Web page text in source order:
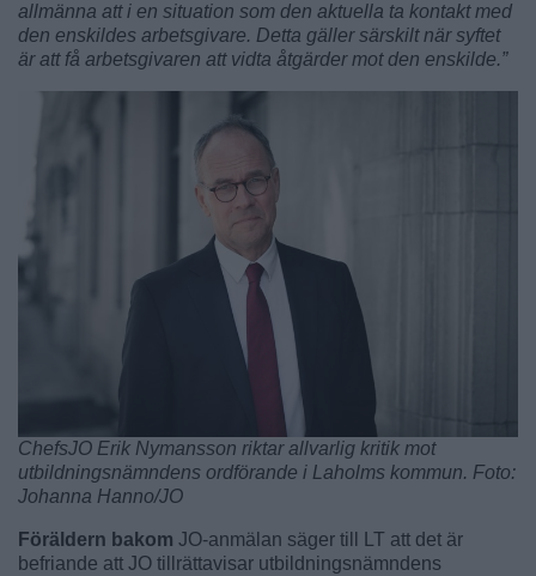
allmänna att i en situation som den aktuella ta kontakt med
den enskildes arbetsgivare. Detta gäller särskilt när syftet
är att få arbetsgivaren att vidta åtgärder mot den enskilde.”
ChefsJO Erik Nymansson riktar allvarlig kritik mot
utbildningsnämndens ordförande i Laholms kommun. Foto:
Johanna Hanno/JO
Föräldern bakom JO-anmälan säger till LT att det är
befriande att JO tillrättavisar utbildningsnämndens